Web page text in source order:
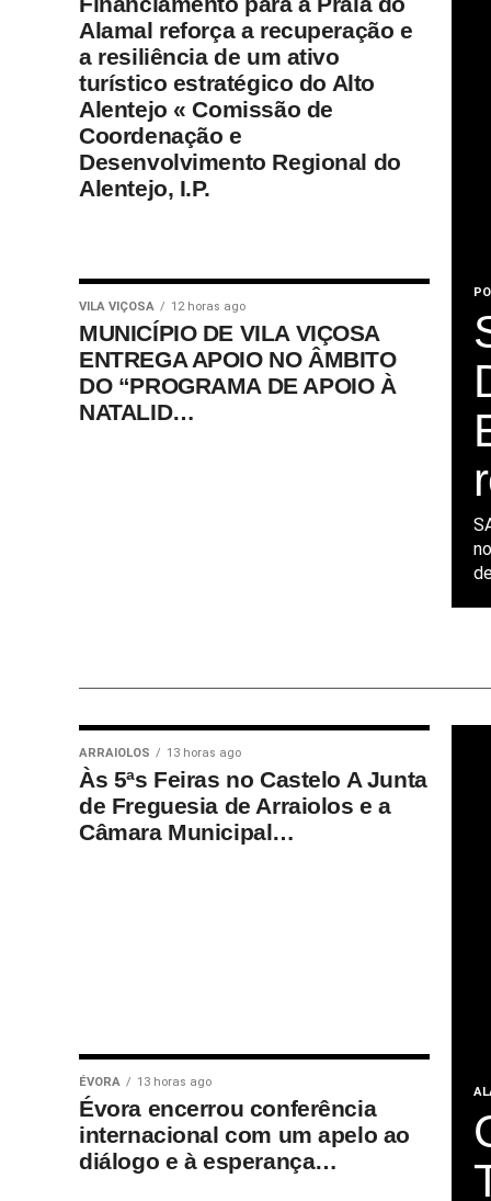
Alamal reforça a recuperação e
a resiliência de um ativo
turístico estratégico do Alto
Alentejo « Comissão de
Coordenação e
Desenvolvimento Regional do
Alentejo, I.P.
VILA VIÇOSA 12 horas ago
MUNICÍPIO DE VILA VIÇOSA
ENTREGA APOIO NO ÂMBITO
DO “PROGRAMA DE APOIO À
NATALID…
ARRAIOLOS 13 horas ago
Às 5ªs Feiras no Castelo A Junta
de Freguesia de Arraiolos e a
Câmara Municipal…
ÉVORA 13 horas ago
Évora encerrou conferência
internacional com um apelo ao
diálogo e à esperança…